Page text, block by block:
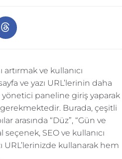
ve kullanıcı
ve yazı URL’lerinin daha
paneline giriş yaparak
Burada, çeşitli
arasında “Düz”, “Gün ve
seçenek, SEO ve kullanıcı
URL’lerinizde kullanarak hem